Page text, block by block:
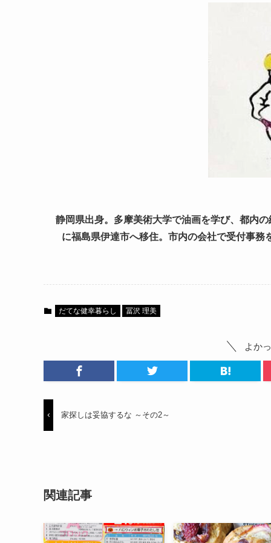
静岡県出身。多摩美術大学で油画を学び、都内
に福島県伊達市へ移住。市内の会社で受付事
だてな健幸暮らし 冨沢 理美
よか
家探しは妥協するな ～その2～
関連記事